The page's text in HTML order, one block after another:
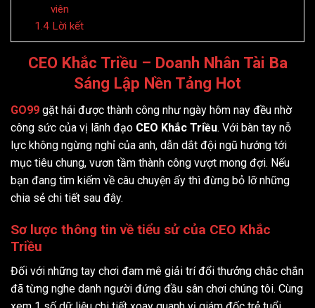
viên
1.4Lời kết
CEO Khắc Triều – Doanh Nhân Tài Ba
Sáng Lập Nền Tảng Hot
GO99 gặt hái được thành công như ngày hôm nay đều nhờ
công sức của vị lãnh đạo CEO Khắc Triều. Với bàn tay nỗ
lực không ngừng nghỉ của anh, dẫn dắt đội ngũ hướng tới
mục tiêu chung, vươn tầm thành công vượt mong đợi. Nếu
bạn đang tìm kiếm về câu chuyện ấy thì đừng bỏ lỡ những
chia sẻ chi tiết sau đây.
Sơ lược thông tin về tiểu sử của CEO Khắc
Triều
Đối với những tay chơi đam mê giải trí đổi thưởng chắc chắn
đã từng nghe danh người đứng đầu sân chơi chúng tôi. Cùng